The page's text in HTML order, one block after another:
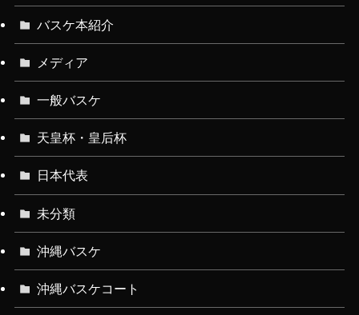
バスケ本紹介
メディア
一般バスケ
天皇杯・皇后杯
日本代表
未分類
沖縄バスケ
沖縄バスケコート